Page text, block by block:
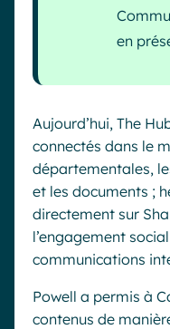
en
Aujourd’hui, The
connectés dans le
départementales,
et les documents ;
directement sur
l’engagement
communications
Powell a permis à
contenus de